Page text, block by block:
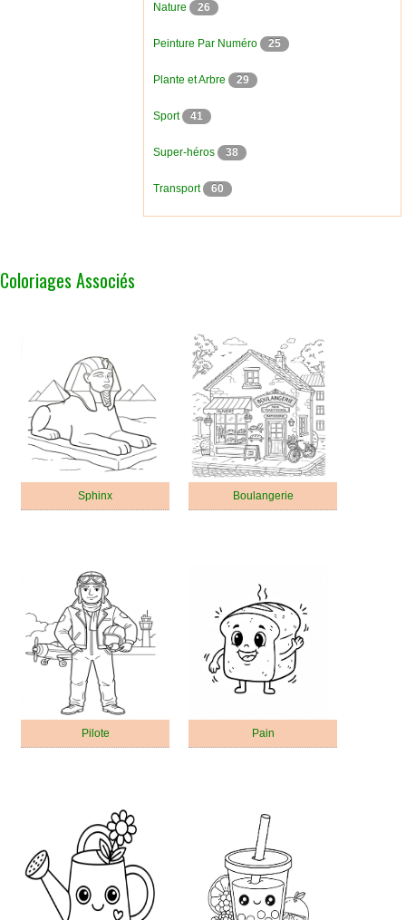
Nature 26
Peinture Par Numéro 25
Plante et Arbre 29
Sport 41
Super-héros 38
Transport 60
Coloriages Associés
Sphinx Boulangerie
Pilote Pain